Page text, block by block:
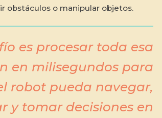
obstáculos o manipular objetos.
es procesar toda esa
en milisegundos para
robot pueda navegar,
y tomar decisiones en